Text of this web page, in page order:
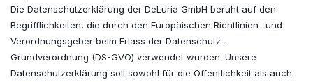
Die Datenschutzerklärung der DeLuria GmbH beruht auf den
Begrifflichkeiten, die durch den Europäischen Richtlinien- und
Verordnungsgeber beim Erlass der Datenschutz-
Grundverordnung (DS-GVO) verwendet wurden. Unsere
Datenschutzerklärung soll sowohl für die Öffentlichkeit als auch